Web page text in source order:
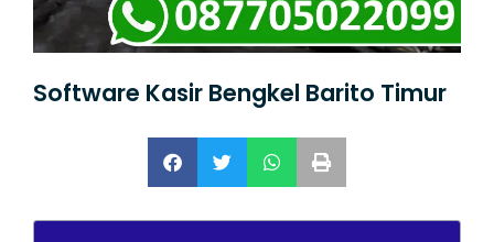
Software Kasir Bengkel Barito Timur